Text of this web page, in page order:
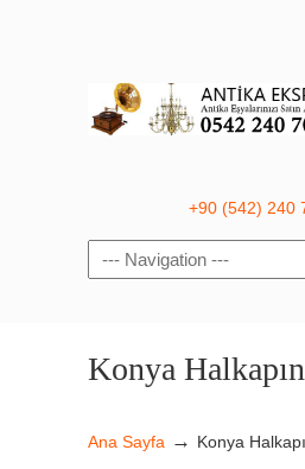
+90 (542) 240
Navigation
Konya
Ana Sayfa → Konya